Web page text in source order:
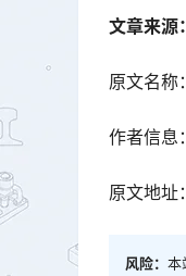
文章来源：
原文名称
作者信息
原文地
风险： 本